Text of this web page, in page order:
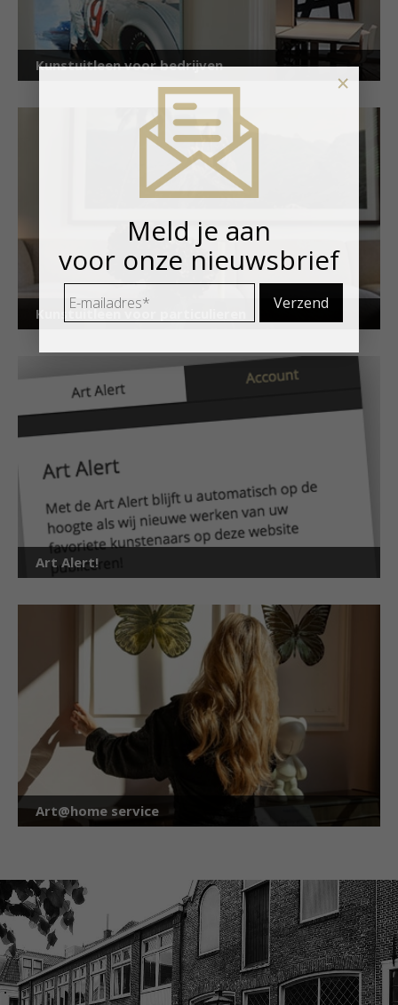
Kunstuitleen voor bedrijven
Kunstuitleen voor particulieren
Art Alert!
Art@home service
Meld je aan
voor onze nieuwsbrief
mailadres *
×